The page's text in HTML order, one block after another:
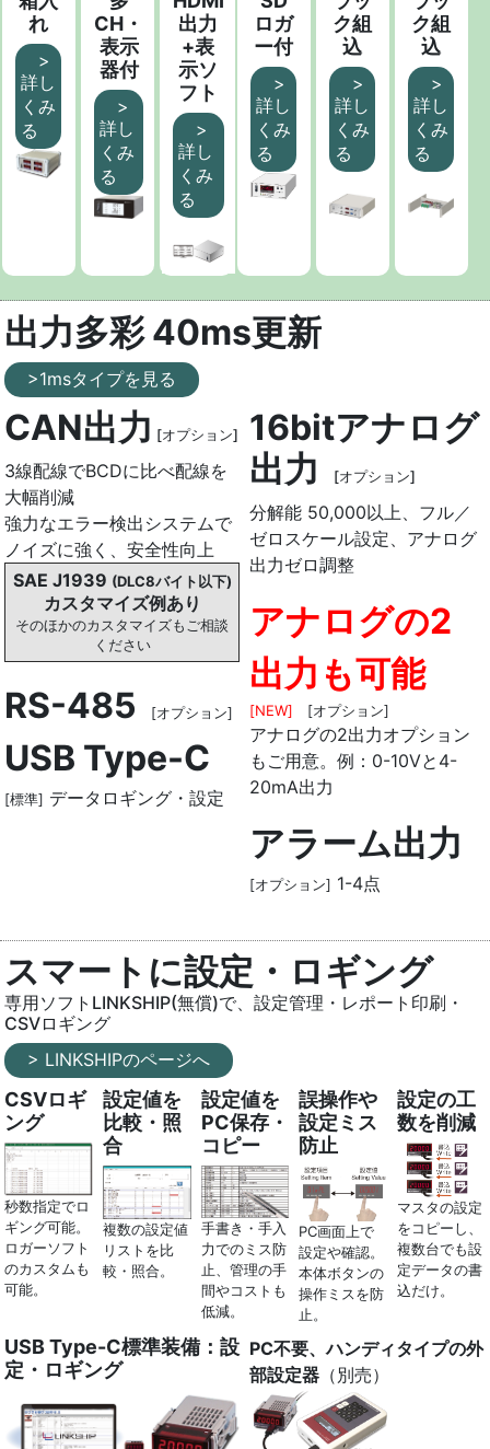
れ
>
詳し
くみ
る
CH・
表示
器付
>
詳し
くみ
る
出力
+表
示ソ
フト
>
詳し
くみ
る
ロガ
ー付
>
詳し
くみ
る
ク組
込
>
詳し
くみ
る
ク組
込
>
詳し
くみ
る
出力多彩 40ms更新
>1msタイプを見る
CAN出力 [オプション]
3線配線でBCDに比べ配線を
大幅削減
強力なエラー検出システムで
ノイズに強く、安全性向上
SAE J1939 (DLC8バイト以下)
カスタマイズ例あり
そのほかのカスタマイズもご相談
ください
RS-485 [オプション]
USB Type-C
[標準] データロギング・設定
16bitアナログ
出力
[オプション]
分解能 50,000以上、フル／
ゼロスケール設定、アナログ
出力ゼロ調整
アナログの2
出力も可能
[NEW] [オプション]
アナログの2出力オプション
もご用意。例：0-10Vと4-
20mA出力
アラーム出力
[オプション] 1-4点
スマートに設定・ロギング
専用ソフトLINKSHIP(無償)で、設定管理・レポート印刷・
CSVロギング
> LINKSHIPのページへ
CSVロギ
ング
秒数指定でロ
ギング可能。
ロガーソフト
のカスタムも
可能。
設定値を
比較・照
合
複数の設定値
リストを比
較・照合。
設定値を
PC保存・
コピー
手書き・手入
力でのミス防
止、管理の手
間やコストも
低減。
誤操作や
設定ミス
防止
PC画面上で
設定や確認。
本体ボタンの
操作ミスを防
止。
設定の工
数を削減
マスタの設定
をコピーし、
複数台でも設
定データの書
込だけ。
USB Type-C標準装備：設
定・ロギング
PC不要、ハンディタイプの外
部設定器 （別売）